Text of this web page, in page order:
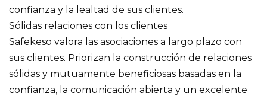
confianza y la lealtad de sus clientes.
Sólidas relaciones con los clientes
Safekeso valora las asociaciones a largo plazo con
sus clientes. Priorizan la construcción de relaciones
sólidas y mutuamente beneficiosas basadas en la
confianza, la comunicación abierta y un excelente